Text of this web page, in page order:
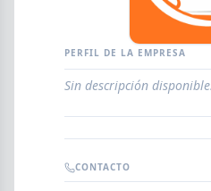
EMPRESAS
Error al cargar
PERFIL DE LA EMPRESA
Sin descripción disponible.
CONTACTO